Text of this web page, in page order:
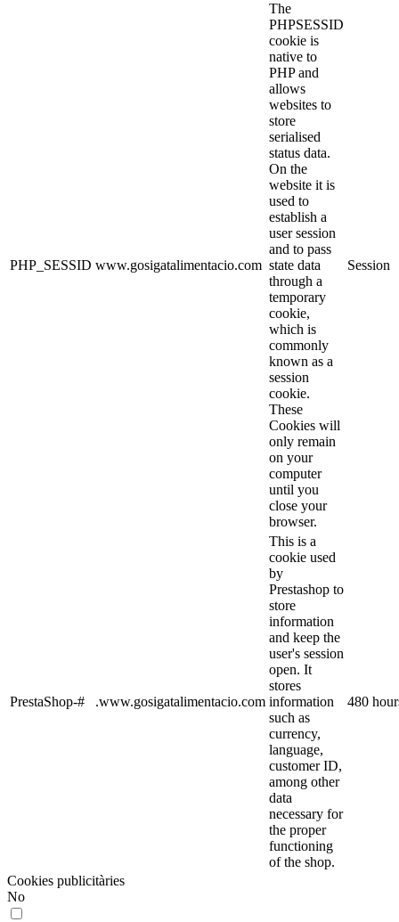
PHP_SESSID www.gosigatalimentacio.com
The
PHPSESSID
cookie is
native to
PHP and
allows
websites to
store
serialised
status data.
On the
website it is
used to
establish a
user session
and to pass
state data
through a
temporary
cookie,
which is
commonly
known as a
session
cookie.
These
Cookies will
only remain
on your
computer
until you
close your
browser.
Session
PrestaShop-# .www.gosigatalimentacio.com
This is a
cookie used
by
Prestashop to
store
information
and keep the
user's session
open. It
stores
information
such as
currency,
language,
customer ID,
among other
data
necessary for
the proper
functioning
of the shop.
480
Cookies publicitàries
No